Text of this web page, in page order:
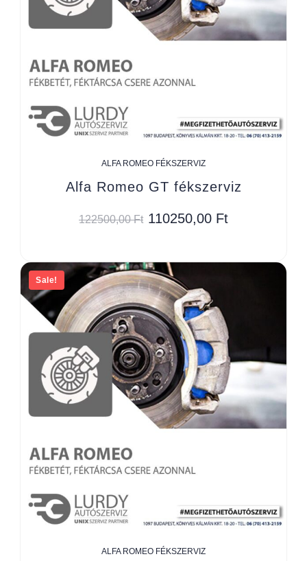
ALFA ROMEO FÉKSZERVIZ
Alfa Romeo GT fékszerviz
122500,00Ft 110250,00 Ft
Sale!
ALFA ROMEO FÉKSZERVIZ